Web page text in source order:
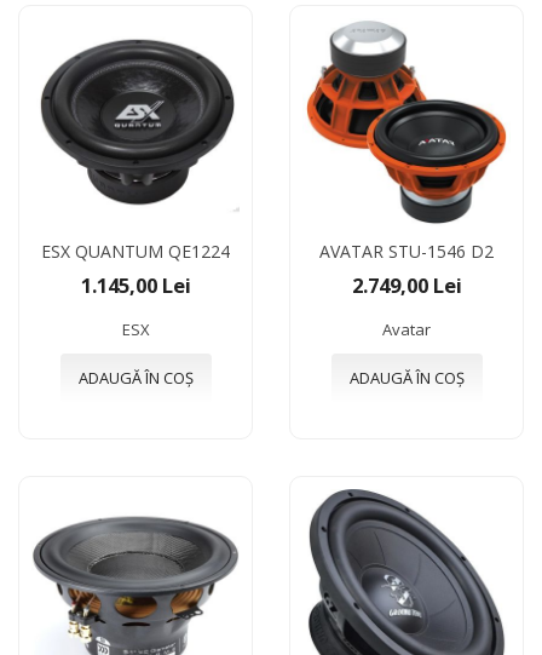
ESX QUANTUM QE1224
1.145,00 Lei
ESX
ADAUGĂ ÎN COȘ
AVATAR STU-1546 D2
2.749,00 Lei
Avatar
ADAUGĂ ÎN COȘ